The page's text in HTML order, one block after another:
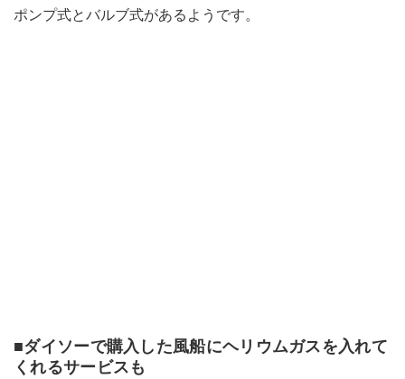
ポンプ式とバルブ式があるようです。
■ダイソーで購入した風船にヘリウムガスを入れて
くれるサービスも